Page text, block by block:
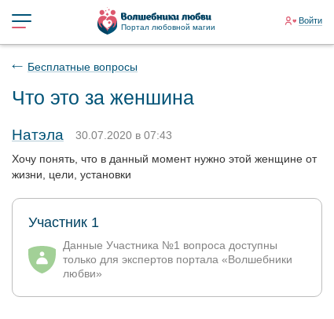
Портал любовной магии
Войти
Бесплатные вопросы
Что это за женшина
Натэла
30.07.2020 в 07:43
Хочу понять, что в данный момент нужно этой женщине от
жизни, цели, установки
Участник 1
Данные Участника №1 вопроса доступны
только для экспертов портала «Волшебники
любви»